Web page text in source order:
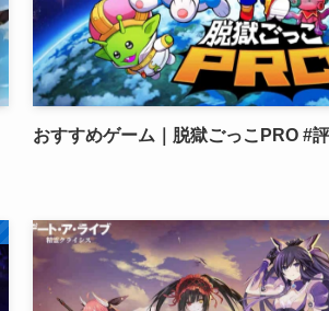
おすすめゲーム｜脱獄ごっこPRO #